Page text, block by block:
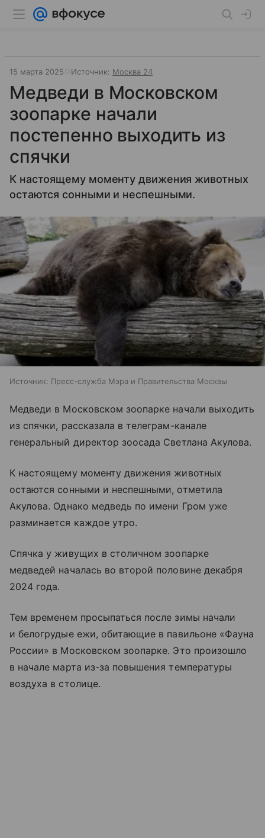
15 марта 2025 Источник: Москва 24
Медведи в Московском
зоопарке начали
постепенно выходить из
спячки
К настоящему моменту движения животных
остаются сонными и неспешными.
Источник: Пресс-служба Мэра и Правительства Москвы
Медведи в Московском зоопарке начали выходить
из спячки, рассказала в телеграм-канале
генеральный директор зоосада Светлана Акулова.
К настоящему моменту движения животных
остаются сонными и неспешными, отметила
Акулова. Однако медведь по имени Гром уже
разминается каждое утро.
Спячка у живущих в столичном зоопарке
медведей началась во второй половине декабря
2024 года.
Тем временем просыпаться после зимы начали
и белогрудые ежи, обитающие в павильоне «Фауна
России» в Московском зоопарке. Это произошло
в начале марта из-за повышения температуры
воздуха в столице.